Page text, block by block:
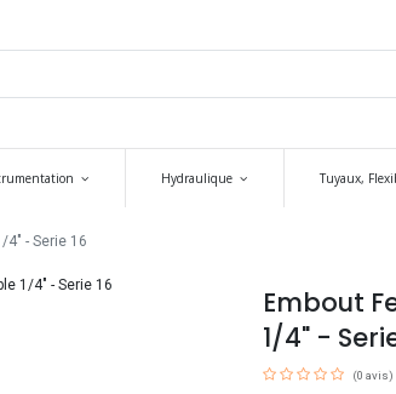
Hydraulique Tuyaux,
4" - Serie 16
Embout
1/4" -
(0 avis)